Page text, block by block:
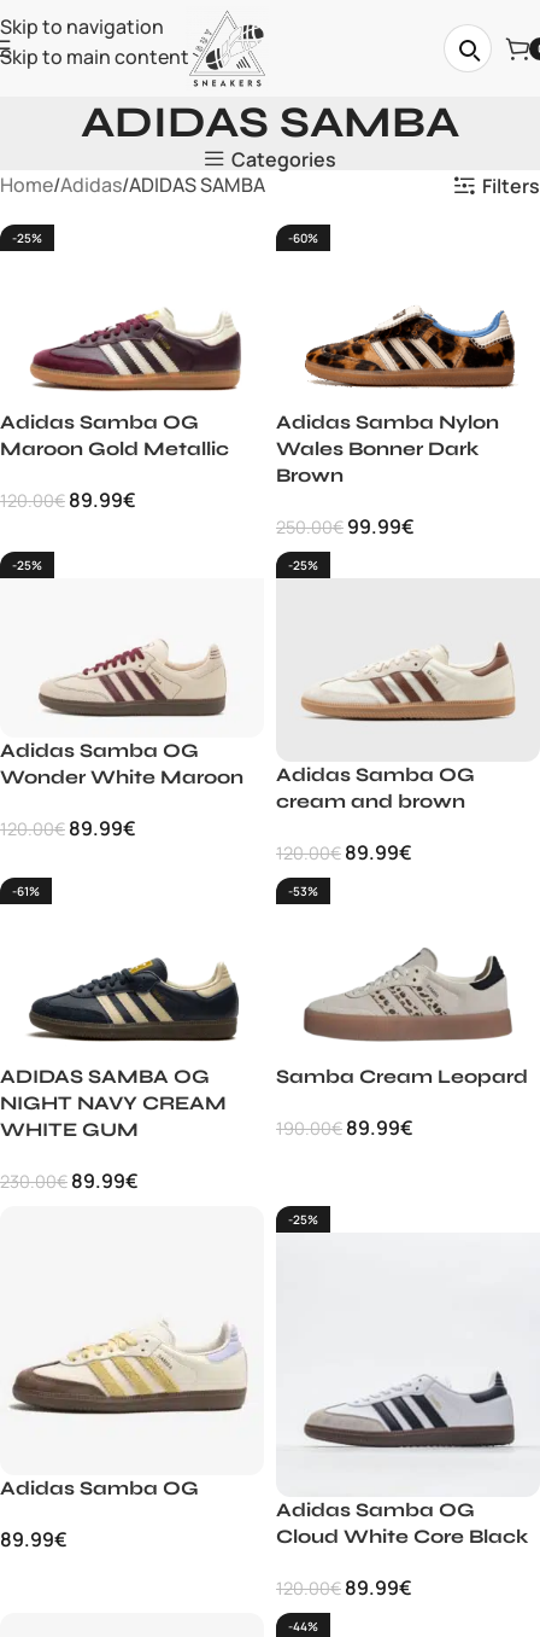
Skip to navigation
Skip to main content
ADIDAS SAMBA
Categories
Home Adidas ADIDAS SAMBA Filters
-25%
Adidas Samba OG
Maroon Gold Metallic
120.00€ 89.99€
-60%
Adidas Samba Nylon
Wales Bonner Dark
Brown
250.00€ 99.99€
-25%
Adidas Samba OG
Wonder White Maroon
120.00€ 89.99€
-25%
Adidas Samba OG
cream and brown
120.00€ 89.99€
-61%
ADIDAS SAMBA OG
NIGHT NAVY CREAM
WHITE GUM
230.00€ 89.99€
-53%
Samba Cream Leopard
190.00€ 89.99€
Adidas Samba OG
89.99€
-25%
Adidas Samba OG
Cloud White Core Black
120.00€ 89.99€
-44%